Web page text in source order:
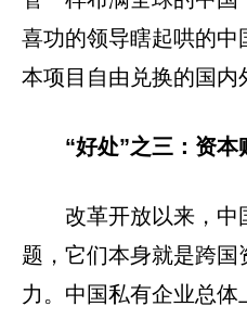
喜功的领导瞎起哄的
本项目自由兑换的国内
“好处”之三：资本
改革开放以来，中
题，它们本身就是跨国
力。中国私有企业总体